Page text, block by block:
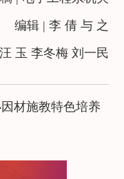
编辑 | 李 倩 与 之
玉 李冬梅 刘一民
材施教特色培养